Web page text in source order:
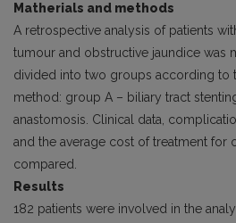
Matherials and methods
A retrospective analysis of patients
tumour and obstructive jaundice was
divided into two groups according to
method: group A – biliary tract
anasto­mosis. Clinical data,
and the average cost of treatment for
compared.
Results
182 patients were involved in the